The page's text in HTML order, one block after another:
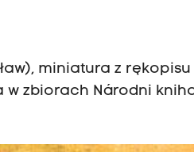
miniatura z
zbiorach Národni